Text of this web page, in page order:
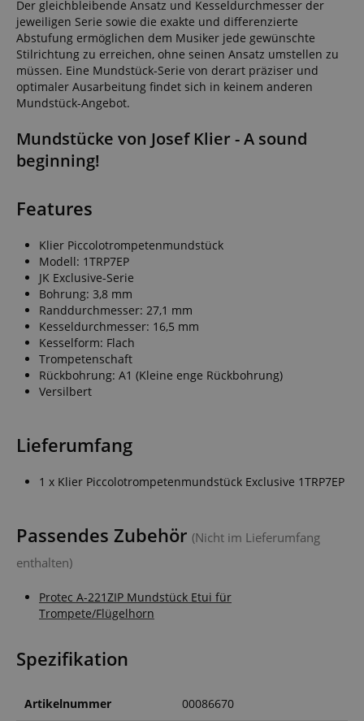
Der gleichbleibende Ansatz und Kesseldurchmesser der
jeweiligen Serie sowie die exakte und differenzierte
Abstufung ermöglichen dem Musiker jede gewünschte
Stilrichtung zu erreichen, ohne seinen Ansatz umstellen zu
müssen. Eine Mundstück-Serie von derart präziser und
optimaler Ausarbeitung findet sich in keinem anderen
Mundstück-Angebot.
Mundstücke von Josef Klier - A sound
beginning!
Features
Klier Piccolotrompetenmundstück
Modell: 1TRP7EP
JK Exclusive-Serie
Bohrung: 3,8 mm
Randdurchmesser: 27,1 mm
Kesseldurchmesser: 16,5 mm
Kesselform: Flach
Trompetenschaft
Rückbohrung: A1 (Kleine enge Rückbohrung)
Versilbert
Lieferumfang
1 x Klier Piccolotrompetenmundstück Exclusive 1TRP7EP
Passendes Zubehör (Nicht im Lieferumfang
enthalten)
Protec A-221ZIP Mundstück Etui für
Trompete/Flügelhorn
Spezifikation
Artikelnummer 00086670